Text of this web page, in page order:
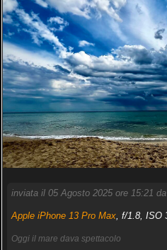
inviata il 05 Agosto 2025 ore 15:21 da
Apple iPhone 13 Pro Max, f/1.8, ISO
Oggi il mare dava spettacolo